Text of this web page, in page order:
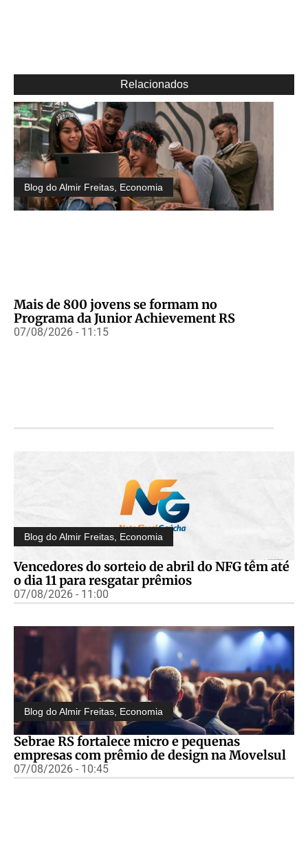
Relacionados
Blog do Almir Freitas Economia
Mais de 800 jovens se formam no
Programa da Junior Achievement RS
07/08/2026 - 11:15
Blog do Almir Freitas Economia
Vencedores do sorteio de abril do NFG têm até
o dia 11 para resgatar prêmios
07/08/2026 - 11:00
Blog do Almir Freitas Economia
Sebrae RS fortalece micro e pequenas
empresas com prêmio de design na Movelsul
07/08/2026 - 10:45